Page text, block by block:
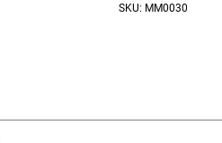
SKU: MM0030